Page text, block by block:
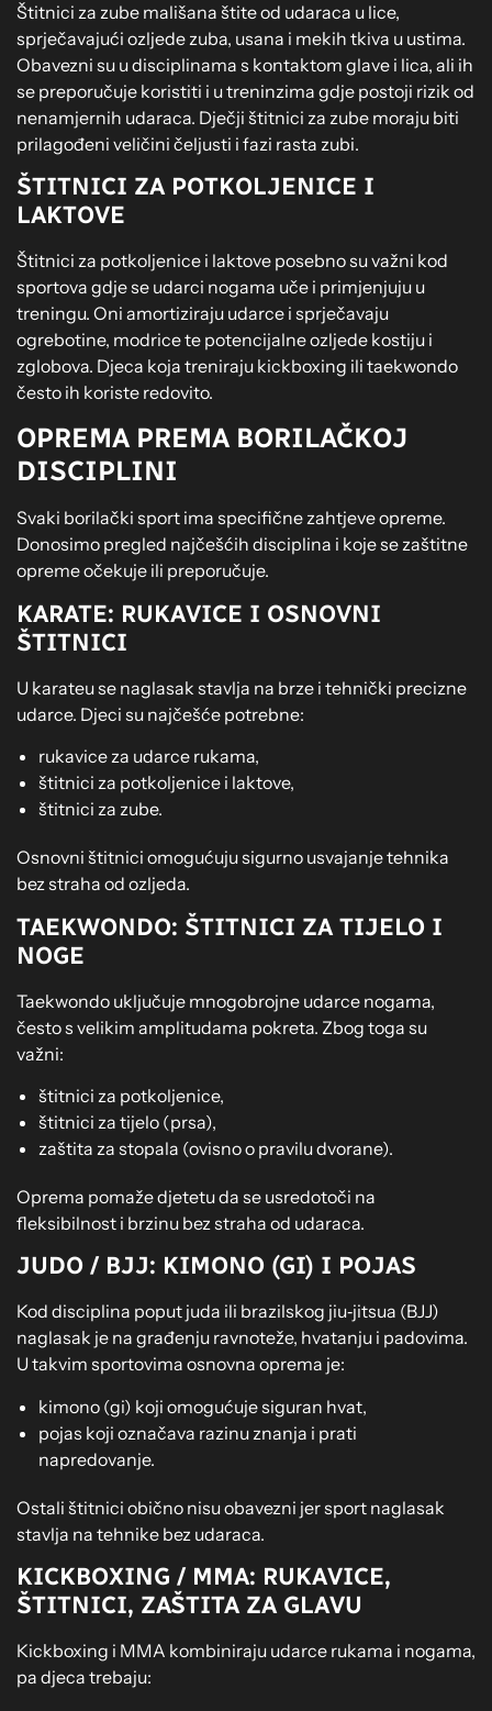
Štitnici za zube mališana štite od udaraca u lice,
sprječavajući ozljede zuba, usana i mekih tkiva u ustima.
Obavezni su u disciplinama s kontaktom glave i lica, ali ih
se preporučuje koristiti i u treninzima gdje postoji rizik od
nenamjernih udaraca. Dječji štitnici za zube moraju biti
prilagođeni veličini čeljusti i fazi rasta zubi.
ŠTITNICI ZA POTKOLJENICE I
LAKTOVE
Štitnici za potkoljenice i laktove posebno su važni kod
sportova gdje se udarci nogama uče i primjenjuju u
treningu. Oni amortiziraju udarce i sprječavaju
ogrebotine, modrice te potencijalne ozljede kostiju i
zglobova. Djeca koja treniraju kickboxing ili taekwondo
često ih koriste redovito.
OPREMA PREMA BORILAČKOJ
DISCIPLINI
Svaki borilački sport ima specifične zahtjeve opreme.
Donosimo pregled najčešćih disciplina i koje se zaštitne
opreme očekuje ili preporučuje.
KARATE: RUKAVICE I OSNOVNI
ŠTITNICI
U karateu se naglasak stavlja na brze i tehnički precizne
udarce. Djeci su najčešće potrebne:
rukavice za udarce rukama,
štitnici za potkoljenice i laktove,
štitnici za zube.
Osnovni štitnici omogućuju sigurno usvajanje tehnika
bez straha od ozljeda.
TAEKWONDO: ŠTITNICI ZA TIJELO I
NOGE
Taekwondo uključuje mnogobrojne udarce nogama,
često s velikim amplitudama pokreta. Zbog toga su
važni:
štitnici za potkoljenice,
štitnici za tijelo (prsa),
zaštita za stopala (ovisno o pravilu dvorane).
Oprema pomaže djetetu da se usredotoči na
fleksibilnost i brzinu bez straha od udaraca.
JUDO / BJJ: KIMONO (GI) I POJAS
Kod disciplina poput juda ili brazilskog jiu‑jitsua (BJJ)
naglasak je na građenju ravnoteže, hvatanju i padovima.
U takvim sportovima osnovna oprema je:
kimono (gi) koji omogućuje siguran hvat,
pojas koji označava razinu znanja i prati
napredovanje.
Ostali štitnici obično nisu obavezni jer sport naglasak
stavlja na tehnike bez udaraca.
KICKBOXING / MMA: RUKAVICE,
ŠTITNICI, ZAŠTITA ZA GLAVU
Kickboxing i MMA kombiniraju udarce rukama i nogama,
pa djeca trebaju: